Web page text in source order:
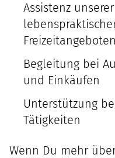
Assistenz
Freizeitangeboten
Begleitung bei
und Einkäufen
Unterstützung
Tätigkeiten
Wenn Du mehr